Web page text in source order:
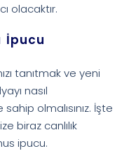
olacaktır.
İpucu
tanıtmak ve yeni
nasıl
olmalısınız. İşte
biraz canlılık
ipucu.